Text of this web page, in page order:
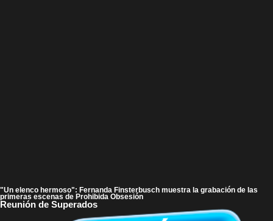
"Un elenco hermoso": Fernanda Finsterbusch muestra la grabación de las
primeras escenas de Prohibida Obsesión
Reunión de Superados